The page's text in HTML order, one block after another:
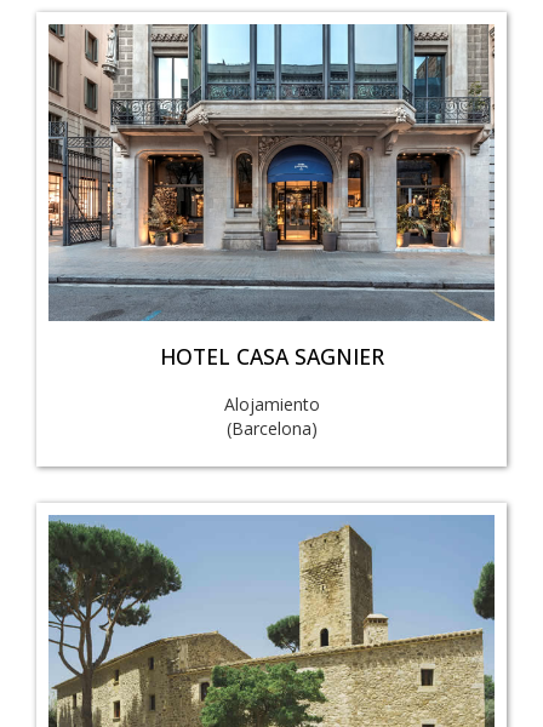
HOTEL CASA SAGNIER
Alojamiento
(Barcelona)